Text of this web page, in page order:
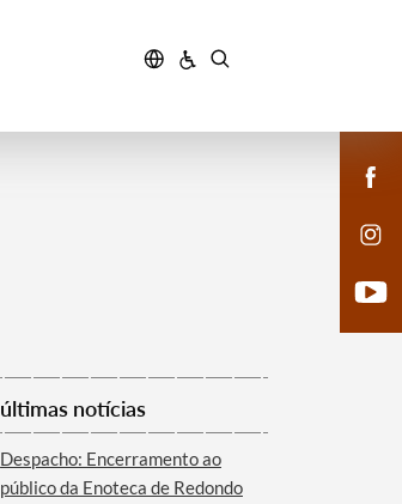
últimas notícias
Despacho: Encerramento ao
público da Enoteca de Redondo